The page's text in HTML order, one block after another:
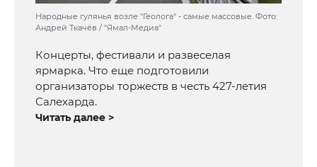
Народные гулянья возле "Геолога" - самые массовые. Фото:
Андрей Ткачёв / "Ямал-Медиа"
Концерты, фестивали и развеселая
ярмарка. Что еще подготовили
организаторы торжеств в честь 427-летия
Салехарда.
Читать далее >